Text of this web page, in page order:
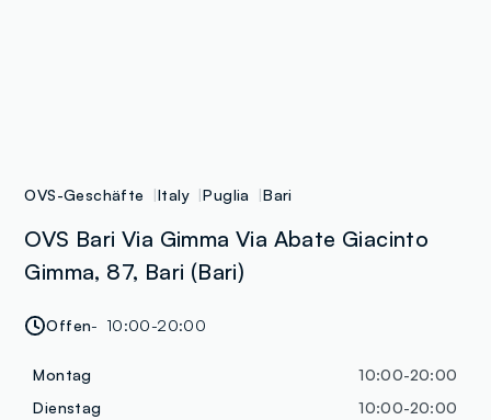
OVS-Geschäfte Italy Puglia Bari
OVS Bari Via Gimma Via Abate Giacinto
Gimma, 87, Bari (Bari)
Offen 10:00-20:00
Montag
10:00-20:00
Dienstag
10:00-20:00